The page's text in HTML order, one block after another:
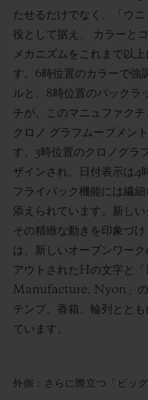
たせるだけでなく、「ウ
役として据え、 カラーと
メカニズムをこれまで以
す。6時位置のカラーで強
ルと、8時位置のバックラ
チが、このマニュファク
クロノ グラフムーブメン
す。3時位置のクロノグラ
ザインされ、日付表示は4
フライバック機能には繊
添えられています。新しい
その精緻な動きを印象づ
は、新しいオープンワー
アウトされたHの文字と
Manufacture. Nyon」の
テンプ、香箱、輪列とと
ています。
外側：さらに際立つ「ビッ